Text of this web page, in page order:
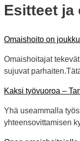
Esitteet ja
Omaishoito on
Omaishoitajat
sujuvat
Kaksi työvuoroa –
Yhä useammalla
yhteensovittamisen